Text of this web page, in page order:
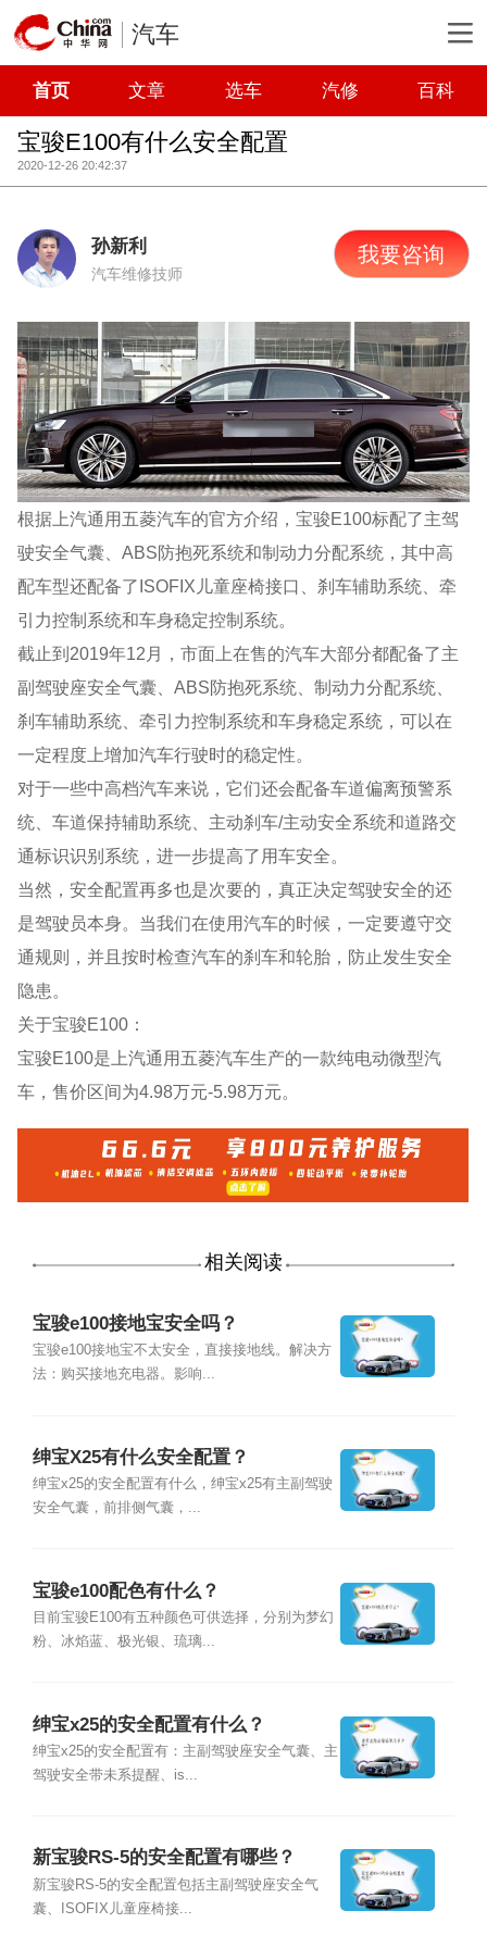
汽车
首页 文章 选车 汽修 百科
宝骏E100有什么安全配置
2020-12-26 20:42:37
孙新利
汽车维修技师
我要咨询
根据上汽通用五菱汽车的官方介绍，宝骏E100标配了主驾
驶安全气囊、ABS防抱死系统和制动力分配系统，其中高
配车型还配备了ISOFIX儿童座椅接口、刹车辅助系统、牵
引力控制系统和车身稳定控制系统。
截止到2019年12月，市面上在售的汽车大部分都配备了主
副驾驶座安全气囊、ABS防抱死系统、制动力分配系统、
刹车辅助系统、牵引力控制系统和车身稳定系统，可以在
一定程度上增加汽车行驶时的稳定性。
对于一些中高档汽车来说，它们还会配备车道偏离预警系
统、车道保持辅助系统、主动刹车/主动安全系统和道路交
通标识识别系统，进一步提高了用车安全。
当然，安全配置再多也是次要的，真正决定驾驶安全的还
是驾驶员本身。当我们在使用汽车的时候，一定要遵守交
通规则，并且按时检查汽车的刹车和轮胎，防止发生安全
隐患。
关于宝骏E100：
宝骏E100是上汽通用五菱汽车生产的一款纯电动微型汽
车，售价区间为4.98万元-5.98万元。
相关阅读
宝骏e100接地宝安全吗？
宝骏e100接地宝不太安全，直接接地线。解决方
法：购买接地充电器。影响...
绅宝X25有什么安全配置？
绅宝x25的安全配置有什么，绅宝x25有主副驾驶
安全气囊，前排侧气囊，...
宝骏e100配色有什么？
目前宝骏E100有五种颜色可供选择，分别为梦幻
粉、冰焰蓝、极光银、琉璃...
绅宝x25的安全配置有什么？
绅宝x25的安全配置有：主副驾驶座安全气囊、主
驾驶安全带未系提醒、is...
新宝骏RS-5的安全配置有哪些？
新宝骏RS-5的安全配置包括主副驾驶座安全气
囊、ISOFIX儿童座椅接...